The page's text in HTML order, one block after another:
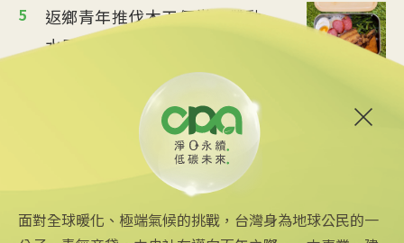
5
返鄉青年推伐木工便當 帶動
水里觀光與減碳經濟
台中智慧停車無紙化9/8上線
2025/08/11 18:54
面對全球暖化、極端氣候的挑戰，台灣身為地球公民的一